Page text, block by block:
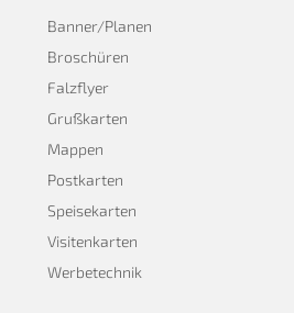
Banner/Planen
Broschüren
Falzflyer
Grußkarten
Mappen
Postkarten
Speisekarten
Visitenkarten
Werbetechnik